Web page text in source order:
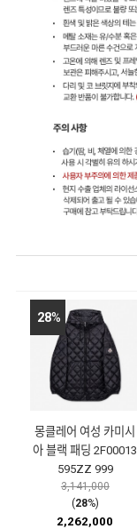
28%
몽클레어 여성 카미시
아 블랙 패딩 2F00013
595ZZ 999
3,141,000
(28%)
2,262,000